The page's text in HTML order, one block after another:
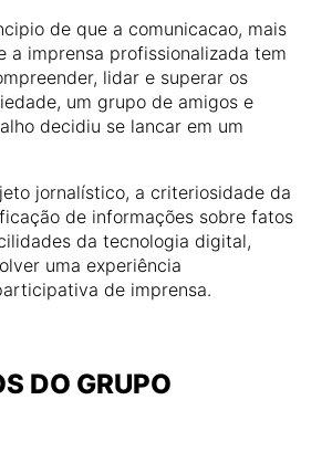
de que a comunicacao, mais
a imprensa profissionalizada tem
lidar e superar os
um grupo de amigos e
decidiu se lancar em um
jornalístico, a criteriosidade da
de informações sobre fatos
da tecnologia digital,
uma experiência
de imprensa.
DO GRUPO